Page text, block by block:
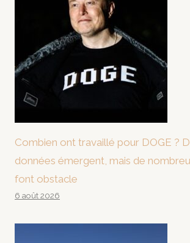
Combien ont travaillé pour DOGE ?
données émergent, mais de
font obstacle
6 août 2026